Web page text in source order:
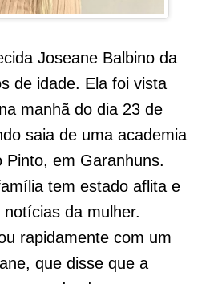
Joseane Balbino da
de idade. Ela foi vista
manhã do dia 23 de
saia de uma academia
Pinto, em Garanhuns.
tem estado aflita e
da mulher.
rapidamente com um
que disse que a